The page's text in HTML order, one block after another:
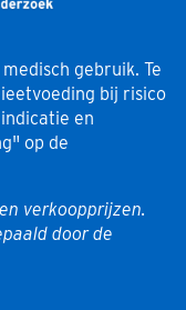
gebruik. Te
bij risico
en
op de
verkoopprijzen.
door de